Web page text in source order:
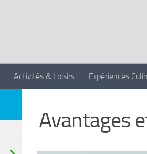
Activités & Loisirs Expériences
Avantages